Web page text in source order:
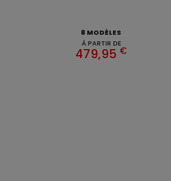
8 MODÈLES
À PARTIR DE
479,95 €